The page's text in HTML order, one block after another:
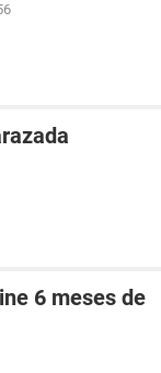
6 meses de